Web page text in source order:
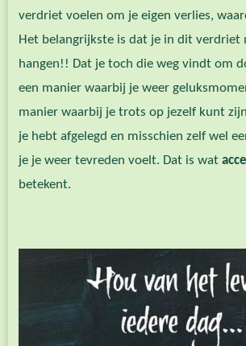
verdriet voelen om je eigen verlies,
Het belangrijkste is dat je in dit verdriet
hangen!! Dat je toch die weg vindt om
een manier waarbij je weer
manier waarbij je trots op jezelf kunt
je hebt afgelegd en misschien zelf wel
je je weer tevreden voelt. Dat is wat
betekent.